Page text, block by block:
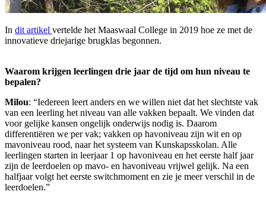
In dit artikel vertelde het Maaswaal College in 2019 hoe ze met de
innovatieve driejarige brugklas begonnen.
Waarom krijgen leerlingen drie jaar de tijd om hun niveau te
bepalen?
Milou: “Iedereen leert anders en we willen niet dat het slechtste vak
van een leerling het niveau van alle vakken bepaalt. We vinden dat
voor gelijke kansen ongelijk onderwijs nodig is. Daarom
differentiëren we per vak; vakken op havoniveau zijn wit en op
mavoniveau rood, naar het systeem van Kunskapsskolan. Alle
leerlingen starten in leerjaar 1 op havoniveau en het eerste half jaar
zijn de leerdoelen op mavo- en havoniveau vrijwel gelijk. Na een
halfjaar volgt het eerste switchmoment en zie je meer verschil in de
leerdoelen.”